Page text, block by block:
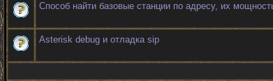
Способ найти базовые станции по адресу, их
Asterisk debug и отладка sip